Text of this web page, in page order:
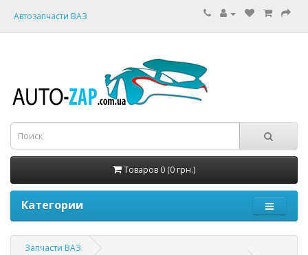
Автозапчасти ВАЗ
Товаров 0 (0 грн.)
Категории
Запчасти ВАЗ